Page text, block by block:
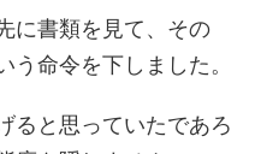
に書類を見て、その
命令を下しました。
ると思っていたであろ